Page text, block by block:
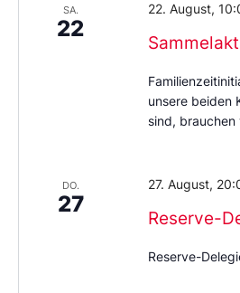
SA.
22
22. August,
unsere beiden
sind, brauchen
DO.
27
Reserve-
27. August,
Reserve-